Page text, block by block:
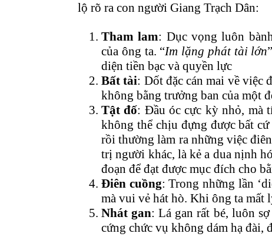
lộ rõ ra con người Giang Trạch Dân:
Tham lam: Dục vọng luôn
của ông ta. “Im lặng phát tài lớn
diện tiền bạc và quyền lực
Bất tài: Dốt đặc cán mai về việc
không bằng trưởng ban của một
Tật đố: Đầu óc cực kỳ nhỏ, mà
không thể chịu đựng được bất
rồi thường làm ra những việc
trị người khác, là kẻ a dua nịnh
đoạn để đạt được mục đích cho
Điên cuồng: Trong những lần
mà vui vẻ hát hò. Khi ông ta
Nhát gan: Lá gan rất bé, luôn
cứng chức vụ không dám hạ đài,